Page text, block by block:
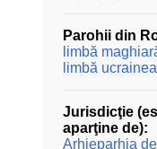
Parohii din
limbă
limbă
Jurisdicţie
aparţine de):
Arhieparhia